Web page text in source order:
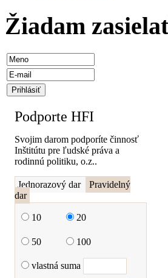
Žiadam